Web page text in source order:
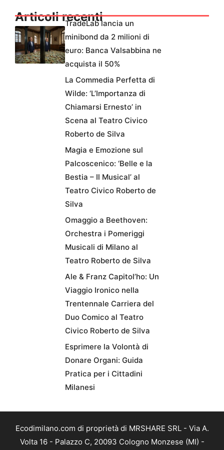
Articoli recenti
TradeLab lancia un
minibond da 2 milioni di
euro: Banca Valsabbina ne
acquista il 50%
La Commedia Perfetta di
Wilde: ‘L’Importanza di
Chiamarsi Ernesto’ in
Scena al Teatro Civico
Roberto de Silva
Magia e Emozione sul
Palcoscenico: ‘Belle e la
Bestia – Il Musical’ al
Teatro Civico Roberto de
Silva
Omaggio a Beethoven:
Orchestra i Pomeriggi
Musicali di Milano al
Teatro Roberto de Silva
Ale & Franz Capitol’ho: Un
Viaggio Ironico nella
Trentennale Carriera del
Duo Comico al Teatro
Civico Roberto de Silva
Esprimere la Volontà di
Donare Organi: Guida
Pratica per i Cittadini
Milanesi
Ecodimilano.com di proprietà di MRSHARE SRL - Via A.
Volta 16 - Palazzo C, 20093 Cologno Monzese (MI) -